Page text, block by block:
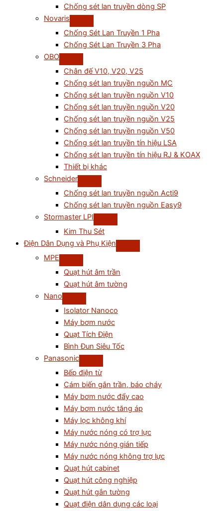
Chống sét lan truyền dòng SP
Novaris
Chống Sét Lan Truyền 1 Pha
Chống Sét Lan Truyền 3 Pha
OBO
Chân đế V10, V20, V25
Chống sét lan truyền nguồn MC
Chống sét lan truyền nguồn V10
Chống sét lan truyền nguồn V20
Chống sét lan truyền nguồn V25
Chống sét lan truyền nguồn V50
Chống sét lan truyền tín hiệu LSA
Chống sét lan truyền tín hiệu RJ & KOAX
Thiết bị khác
Schneider
Chống sét lan truyền nguồn Acti9
Chống sét lan truyền nguồn Easy9
Stormaster LPI
Kim Thu Sét
Điện Dân Dụng và Phụ Kiện
MPE
Quạt hút âm trần
Quạt hút âm tường
Nano
Isolator Nanoco
Máy bơm nước
Quạt Tích Điện
Bình Đun Siêu Tốc
Panasonic
Bếp điện từ
Cám biến gắn trần, báo cháy
Máy bơm nước đẩy cao
Máy bơm nước tăng áp
Máy lọc không khí
Máy nước nóng có trợ lực
Máy nước nóng gián tiếp
Máy nước nóng không trợ lực
Quạt hút cabinet
Quạt hút công nghiệp
Quạt hút gắn tường
Quạt điện dân dụng các loại